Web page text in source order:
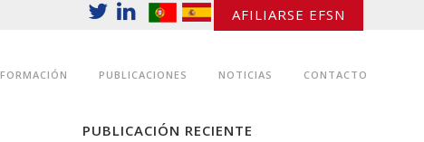
AFILIARSE EFSN
FORMACIÓN PUBLICACIONES NOTICIAS CONTACTO
PUBLICACIÓN RECIENTE